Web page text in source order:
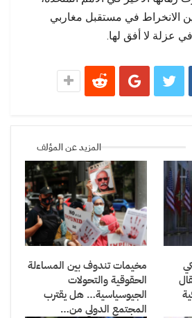
الانخراط في مستقبل مغاربي
عزلة لا أفق لها.
المزيد عن المؤلف
مخيمات تندوف بين المساءلة
الحقوقية والتحولات
الجيوسياسية… هل يقترب
المجتمع الدولي من…